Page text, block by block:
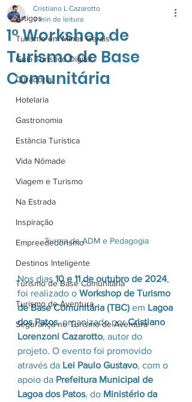
Artigos
Turismo em Minas Gerais
Guia Turistico Digital
Curadoria
Hotelaria
Gastronomia
Estância Turística
Vida Nômade
Viagem e Turismo
Na Estrada
Inspiração
Empreededorismo
Destinos Inteligente
Turismo de Base Comunitária
Turismo de Aventura
Segurança no Turismo de Aventura
1° Workshop de
Turismo de Base
Comunitária
Cristiano L Cazarotto
3 min de leitura
Turma de ADM e Pedagogia
Nos dias 10 e 11 de outubro de 2024,
foi realizado o Workshop de Turismo
de Base Comunitária (TBC) em Lagoa
dos Patos, organizado por Cristiano
Lorenzoni Cazarotto, autor do
projeto. O evento foi promovido
através da Lei Paulo Gustavo, com o
apoio da Prefeitura Municipal de
Lagoa dos Patos, do Ministério da